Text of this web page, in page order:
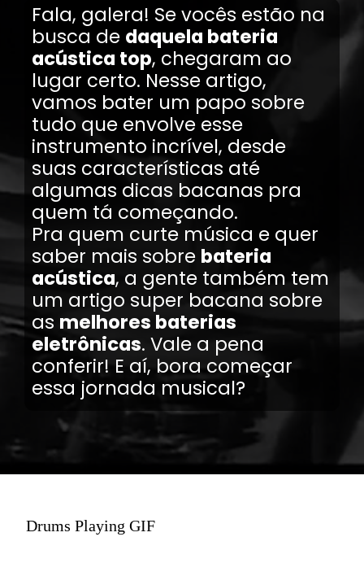
Fala, galera! Se vocês estão na
busca de daquela bateria
acústica top, chegaram ao
lugar certo. Nesse artigo,
vamos bater um papo sobre
tudo que envolve esse
instrumento incrível, desde
suas características até
algumas dicas bacanas pra
quem tá começando.
Pra quem curte música e quer
saber mais sobre bateria
acústica, a gente também tem
um artigo super bacana sobre
as melhores baterias
eletrônicas. Vale a pena
conferir! E aí, bora começar
essa jornada musical?
Drums Playing GIF